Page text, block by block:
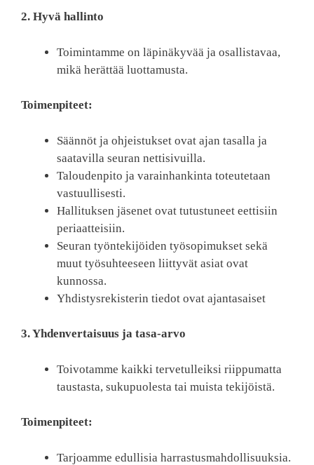
2. Hyvä hallinto
Toimintamme on läpinäkyvää ja osallistavaa,
mikä herättää luottamusta.
Toimenpiteet:
Säännöt ja ohjeistukset ovat ajan tasalla ja
saatavilla seuran nettisivuilla.
Taloudenpito ja varainhankinta toteutetaan
vastuullisesti.
Hallituksen jäsenet ovat tutustuneet eettisiin
periaatteisiin.
Seuran työntekijöiden työsopimukset sekä
muut työsuhteeseen liittyvät asiat ovat
kunnossa.
Yhdistysrekisterin tiedot ovat ajantasaiset
3. Yhdenvertaisuus ja tasa-arvo
Toivotamme kaikki tervetulleiksi riippumatta
taustasta, sukupuolesta tai muista tekijöistä.
Toimenpiteet:
Tarjoamme edullisia harrastusmahdollisuuksia.